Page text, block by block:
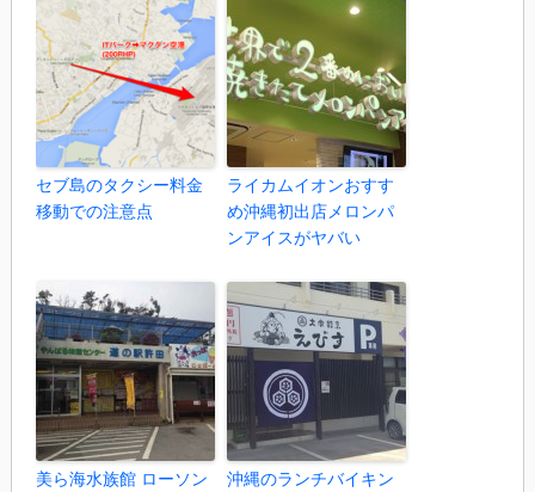
セブ島のタクシー料金
移動での注意点
ライカムイオンおすす
め沖縄初出店メロンパ
ンアイスがヤバい
美ら海水族館 ローソン 沖縄のランチバイキン